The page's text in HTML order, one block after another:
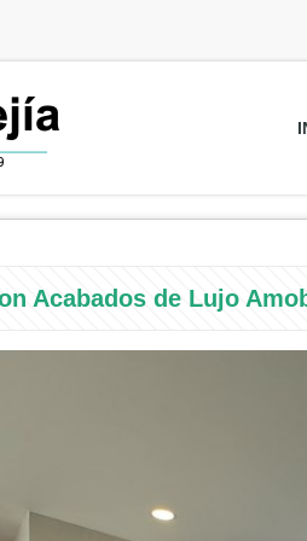
Acabados de Lujo